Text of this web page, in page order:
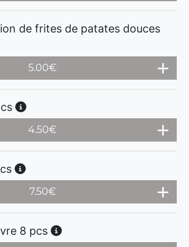
de frites de patates douces
5.00€
4.50€
7.50€
8 pcs